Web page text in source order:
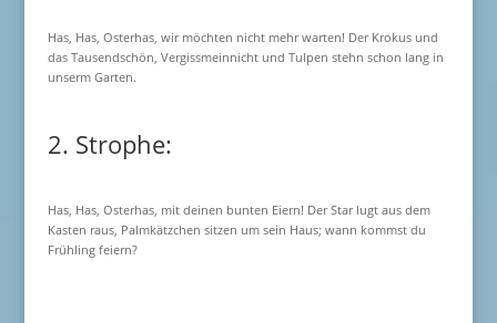
Has, Has, Osterhas, wir möchten nicht mehr warten! Der Krokus und
das Tausendschön, Vergissmeinnicht und Tulpen stehn schon lang in
unserm Garten.
2. Strophe:
Has, Has, Osterhas, mit deinen bunten Eiern! Der Star lugt aus dem
Kasten raus, Palmkätzchen sitzen um sein Haus; wann kommst du
Frühling feiern?